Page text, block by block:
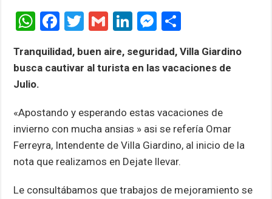
W
at
s
p
p
F
ce
b
o
k
T
tt
er
G
ail
Li
ke
dI
M
se
n
er
m
p
tir
Tranquilidad, buen aire, seguridad, Villa Giardino
busca cautivar al turista en las vacaciones de
Julio.
«Apostando y esperando estas vacaciones de
invierno con mucha ansias » asi se refería Omar
Ferreyra, Intendente de Villa Giardino, al inicio de la
nota que realizamos en Dejate llevar.
Le consultábamos que trabajos de mejoramiento se